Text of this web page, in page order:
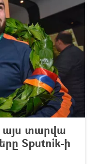
այս տարվա
Sputnik-ի